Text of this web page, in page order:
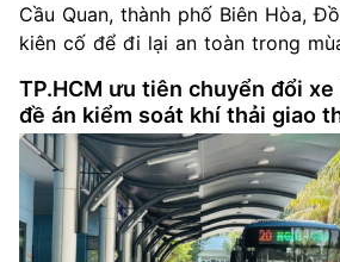
Cầu Quan, thành phố Biên Hòa,
kiên cố để đi lại an toàn trong
TP.HCM ưu tiên chuyển đổi
đề án kiểm soát khí thải giao